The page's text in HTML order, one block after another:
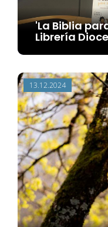
'La Biblia
Librería
13.12.2024